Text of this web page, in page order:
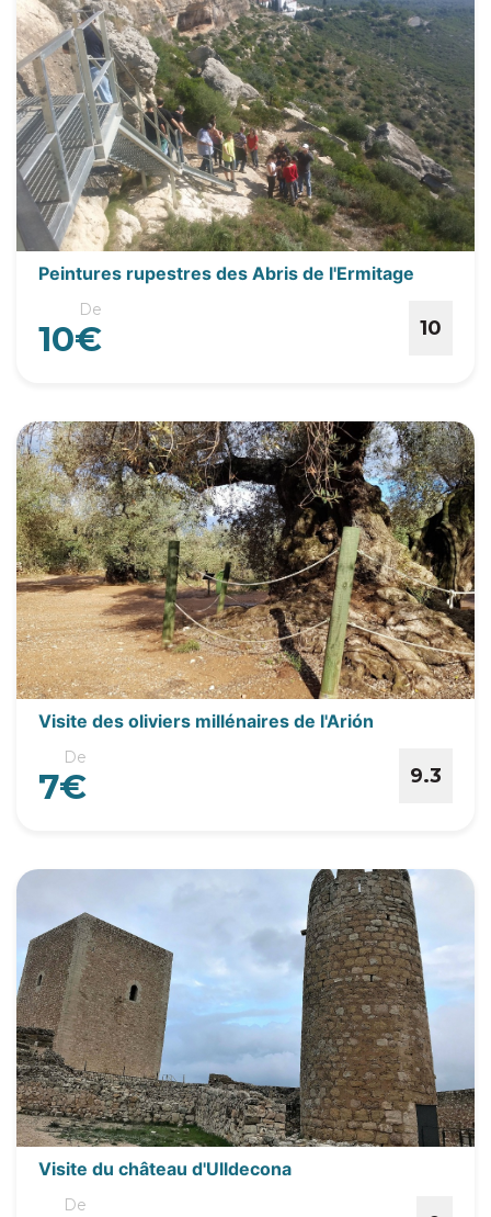
Peintures rupestres des Abris de l'Ermitage
De
10€ 10
Visite des oliviers millénaires de l'Arión
De
7€ 9.3
Visite du château d'Ulldecona
De